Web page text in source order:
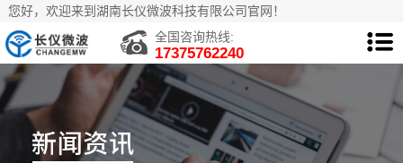
您好，欢迎来到湖南长仪微波科技有限公司官网！
全国咨询热线:
17375762240